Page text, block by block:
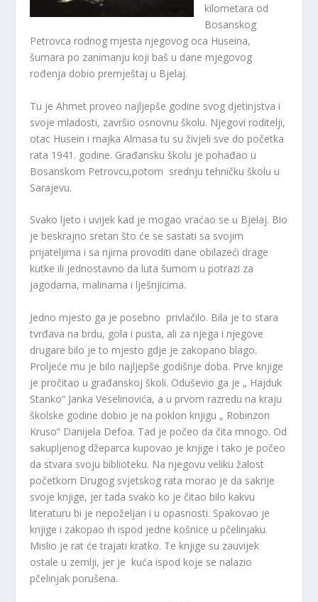
kilometara od
Bosanskog
Petrovca rodnog mjesta njegovog oca Huseina,
šumara po zanimanju koji baš u dane mjegovog
rođenja dobio premještaj u Bjelaj.
Tu je Ahmet proveo najljepše godine svog djetinjstva i
svoje mladosti, završio osnovnu školu. Njegovi roditelji,
otac Husein i majka Almasa tu su živjeli sve do početka
rata 1941. godine. Građansku školu je pohađao u
Bosanskom Petrovcu,potom srednju tehničku školu u
Sarajevu.
Svako ljeto i uvijek kad je mogao vraćao se u Bjelaj. Bio
je beskrajno sretan što će se sastati sa svojim
prijateljima i sa njima provoditi dane obilazeći drage
kutke ili jednostavno da luta šumom u potrazi za
jagodama, malinama i lješnjicima.
Jedno mjesto ga je posebno privlačilo. Bila je to stara
tvrđava na brdu, gola i pusta, ali za njega i njegove
drugare bilo je to mjesto gdje je zakopano blago.
Proljeće mu je bilo najljepše godišnje doba. Prve knjige
je pročitao u građanskoj školi. Oduševio ga je „ Hajduk
Stanko“ Janka Veselinovića, a u prvom razredu na kraju
školske godine dobio je na poklon knjigu „ Robinzon
Kruso“ Danijela Defoa. Tad je počeo da čita mnogo. Od
sakupljenog džeparca kupovao je knjige i tako je počeo
da stvara svoju biblioteku. Na njegovu veliku žalost
početkom Drugog svjetskog rata morao je da sakrije
svoje knjige, jer tada svako ko je čitao bilo kakvu
literaturu bi je nepoželjan i u opasnosti. Spakovao je
knjige i zakopao ih ispod jedne košnice u pčelinjaku.
Mislio je rat će trajati kratko. Te knjige su zauvijek
ostale u zemlji, jer je kuća ispod koje se nalazio
pčelinjak porušena.